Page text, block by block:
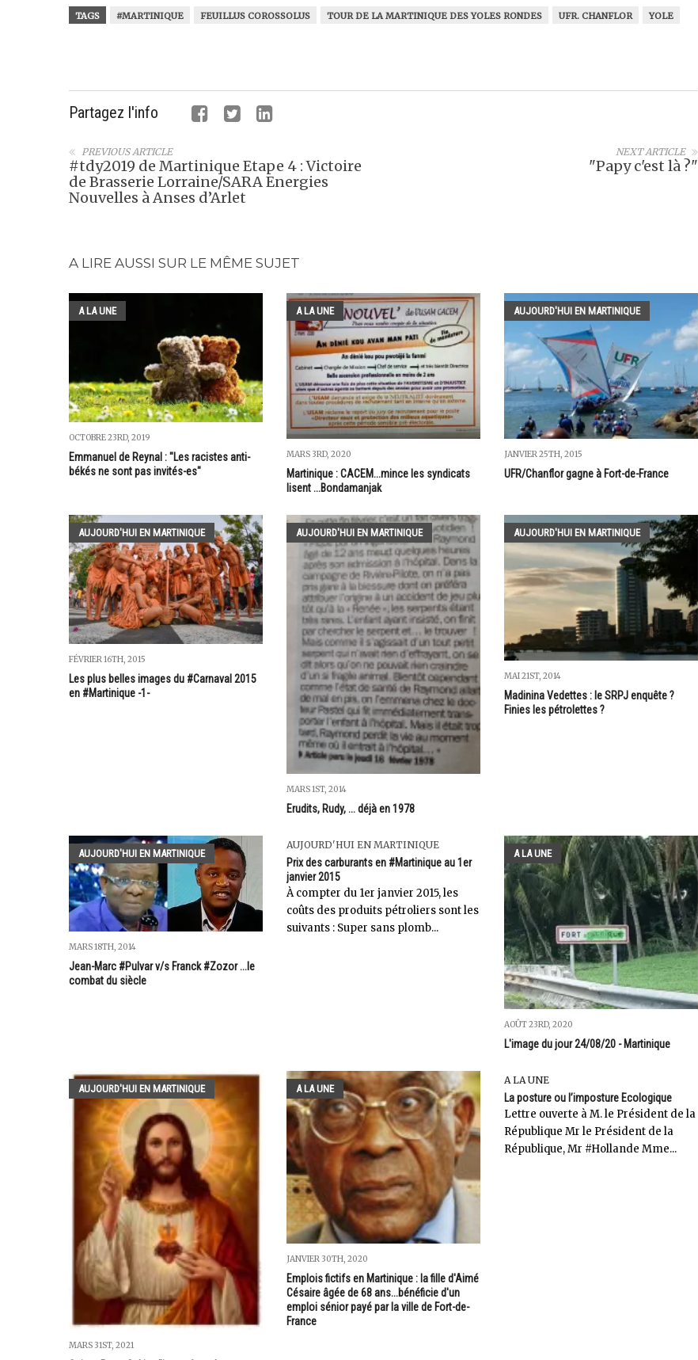
TAGS #MARTINIQUE FEUILLUS COROSSOLUS TOUR DE LA MARTINIQUE DES YOLES RONDES UFR. CHANFLOR YOLE
Partagez l'info
NEXT ARTICLE
"Papy c'est là ?"
PREVIOUS ARTICLE
#tdy2019 de Martinique Etape 4 : Victoire
de Brasserie Lorraine/SARA Energies
Nouvelles à Anses d’Arlet
A LIRE AUSSI SUR LE MÊME SUJET
A LA UNE
OCTOBRE 23RD, 2019
Emmanuel de Reynal : "Les racistes anti-
békés ne sont pas invités-es"
A LA UNE
MARS 3RD, 2020
Martinique : CACEM...mince les syndicats
lisent ...Bondamanjak
AUJOURD'HUI EN MARTINIQUE
JANVIER 25TH, 2015
UFR/Chanflor gagne à Fort-de-France
AUJOURD'HUI EN MARTINIQUE
FÉVRIER 16TH, 2015
Les plus belles images du #Carnaval 2015
en #Martinique -1-
AUJOURD'HUI EN MARTINIQUE
MARS 1ST, 2014
Erudits, Rudy, ... déjà en 1978
AUJOURD'HUI EN MARTINIQUE
MAI 21ST, 2014
Madinina Vedettes : le SRPJ enquête ?
Finies les pétrolettes ?
AUJOURD'HUI EN MARTINIQUE
MARS 18TH, 2014
Jean-Marc #Pulvar v/s Franck #Zozor ...le
combat du siècle
AUJOURD'HUI EN MARTINIQUE
Prix des carburants en #Martinique au 1er
janvier 2015
À compter du 1er janvier 2015, les
coûts des produits pétroliers sont les
suivants : Super sans plomb...
A LA UNE
AOÛT 23RD, 2020
L'image du jour 24/08/20 - Martinique
AUJOURD'HUI EN MARTINIQUE
MARS 31ST, 2021
A LA UNE
JANVIER 30TH, 2020
Emplois fictifs en Martinique : la fille d'Aimé
Césaire âgée de 68 ans...bénéficie d'un
emploi sénior payé par la ville de Fort-de-
France
A LA UNE
La posture ou l’imposture Ecologique
Lettre ouverte à M. le Président de la
République Mr le Président de la
République, Mr #Hollande Mme...